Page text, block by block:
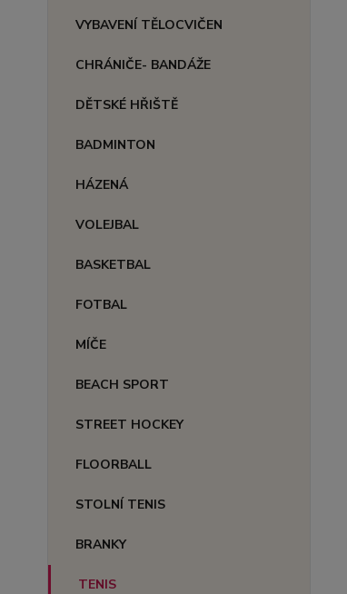
VYBAVENÍ TĚLOCVIČEN
CHRÁNIČE- BANDÁŽE
DĚTSKÉ HŘIŠTĚ
BADMINTON
HÁZENÁ
VOLEJBAL
BASKETBAL
FOTBAL
MÍČE
BEACH SPORT
STREET HOCKEY
FLOORBALL
STOLNÍ TENIS
BRANKY
TENIS